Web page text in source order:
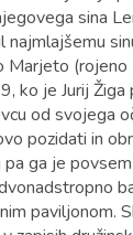
sina
najmlajšemu
Marjeto (rojeno
ko je Jurij Žiga
od svojega
pozidati in
ga je povsem
paviljonom.